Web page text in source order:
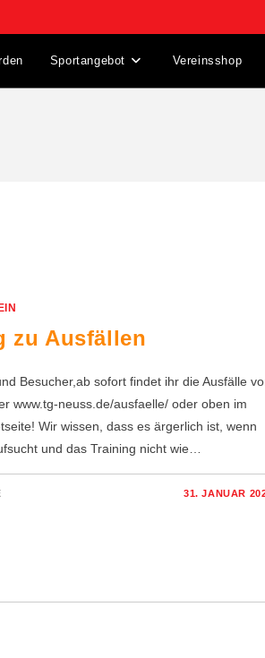
Sportangebot Vereinsshop
zu Ausfällen
Besucher,ab sofort findet ihr die Ausfälle
www.tg-neuss.de/ausfaelle/ oder oben im
Wir wissen, dass es ärgerlich ist, wenn
und das Training nicht wie…
31. JANUAR